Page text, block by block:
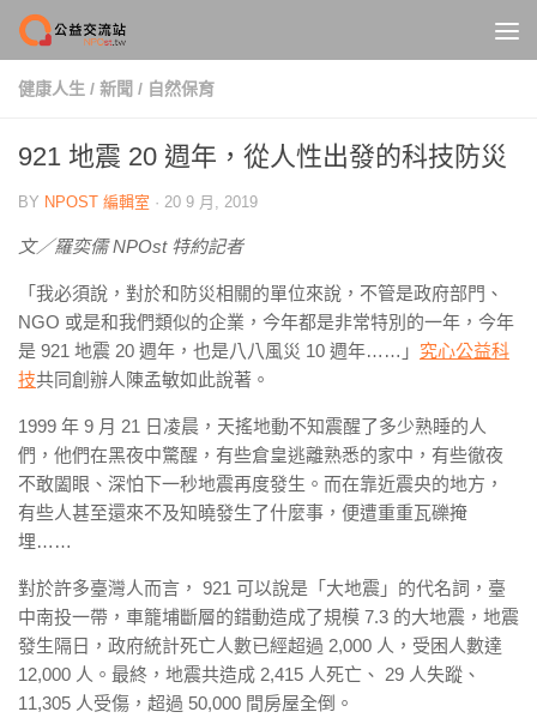
Skip to content
健康人生 / 新聞 / 自然保育
921 地震 20 週年，從人性出發的科技防災
BY NPOST 編輯室 · 20 9 月, 2019
文／羅奕儒 NPOst 特約記者
「我必須說，對於和防災相關的單位來說，不管是政府部門、
NGO 或是和我們類似的企業，今年都是非常特別的一年，今年
是 921 地震 20 週年，也是八八風災 10 週年……」 究心公益科
技共同創辦人陳孟敏如此說著。
1999 年 9 月 21 日凌晨，天搖地動不知震醒了多少熟睡的人
們，他們在黑夜中驚醒，有些倉皇逃離熟悉的家中，有些徹夜
不敢闔眼、深怕下一秒地震再度發生。而在靠近震央的地方，
有些人甚至還來不及知曉發生了什麼事，便遭重重瓦礫掩
埋……
對於許多臺灣人而言， 921 可以說是「大地震」的代名詞，臺
中南投一帶，車籠埔斷層的錯動造成了規模 7.3 的大地震，地震
發生隔日，政府統計死亡人數已經超過 2,000 人，受困人數達
12,000 人。最終，地震共造成 2,415 人死亡、 29 人失蹤、
11,305 人受傷，超過 50,000 間房屋全倒。